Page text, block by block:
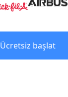
Ücretsiz başlat